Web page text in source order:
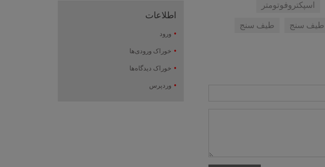
اسپکتروفوتومتر
طیف سنج طیف سنج
اطلاعات
ورود
خوراک ورودی‌ها
خوراک دیدگاه‌ها
وردپرس